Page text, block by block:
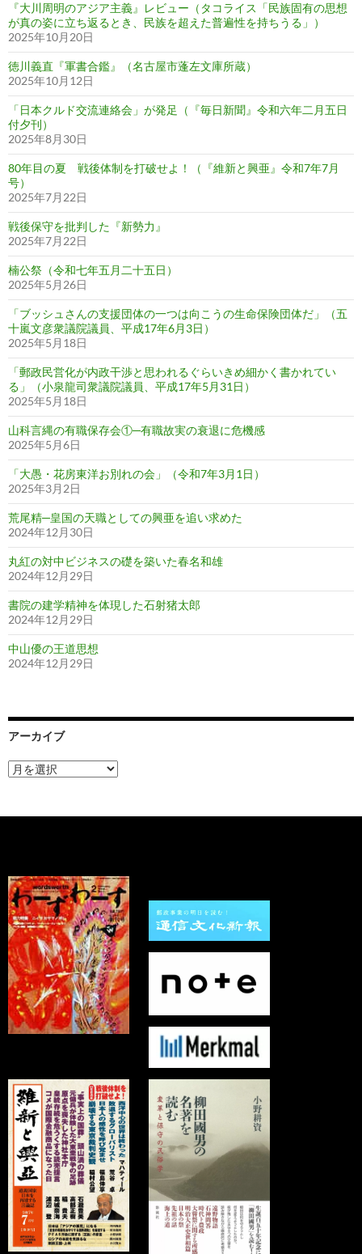
『大川周明のアジア主義』レビュー（タコライス「民族固有の思想
が真の姿に立ち返るとき、民族を超えた普遍性を持ちうる」）
2025年10月20日
徳川義直『軍書合鑑』（名古屋市蓬左文庫所蔵）
2025年10月12日
「日本クルド交流連絡会」が発足（『毎日新聞』令和六年二月五日
付夕刊）
2025年8月30日
80年目の夏 戦後体制を打破せよ！（『維新と興亜』令和7年7月
号）
2025年7月22日
戦後保守を批判した『新勢力』
2025年7月22日
楠公祭（令和七年五月二十五日）
2025年5月26日
「ブッシュさんの支援団体の一つは向こうの生命保険団体だ」（五
十嵐文彦衆議院議員、平成17年6月3日）
2025年5月18日
「郵政民営化が内政干渉と思われるぐらいきめ細かく書かれてい
る」（小泉龍司衆議院議員、平成17年5月31日）
2025年5月18日
山科言縄の有職保存会①─有職故実の衰退に危機感
2025年5月6日
「大愚・花房東洋お別れの会」（令和7年3月1日）
2025年3月2日
荒尾精─皇国の天職としての興亜を追い求めた
2024年12月30日
丸紅の対中ビジネスの礎を築いた春名和雄
2024年12月29日
書院の建学精神を体現した石射猪太郎
2024年12月29日
中山優の王道思想
2024年12月29日
アーカイブ
ア
ー